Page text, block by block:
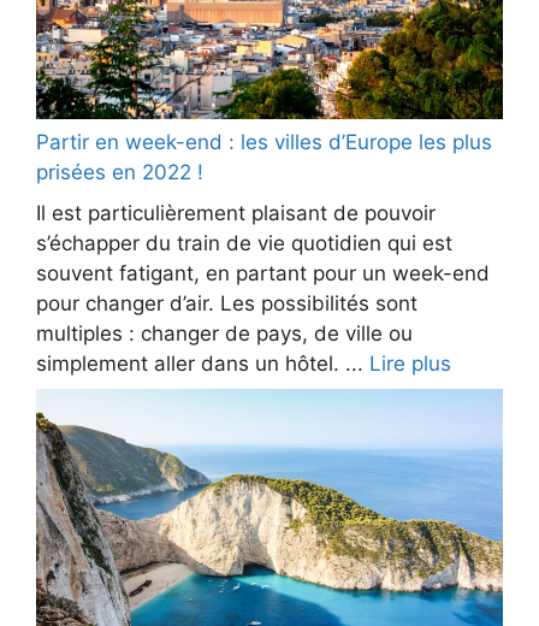
Partir en week-end : les villes d’Europe les plus
prisées en 2022 !
Il est particulièrement plaisant de pouvoir
s’échapper du train de vie quotidien qui est
souvent fatigant, en partant pour un week-end
pour changer d’air. Les possibilités sont
multiples : changer de pays, de ville ou
simplement aller dans un hôtel. ... Lire plus